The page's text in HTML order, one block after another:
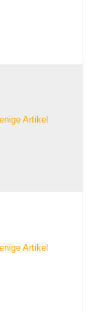
Artikel
Artikel